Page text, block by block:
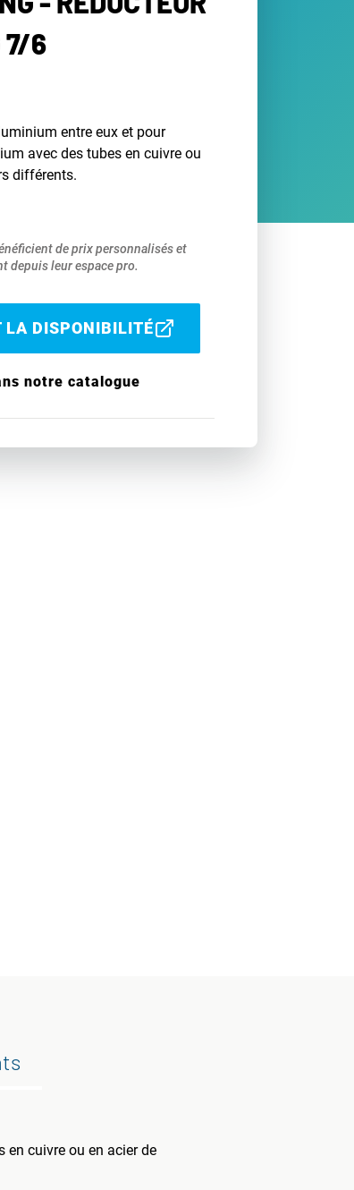
7/6
entre eux et pour
avec des tubes en cuivre ou
différents.
de prix personnalisés et
depuis leur espace pro.
LA DISPONIBILITÉ
notre catalogue
en cuivre ou en acier de